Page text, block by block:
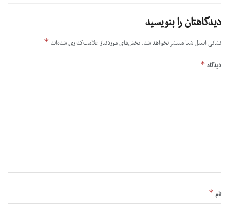
دیدگاهتان را بنویسید
نشانی ایمیل شما منتشر نخواهد شد. بخش‌های موردنیاز علامت‌گذاری شده‌اند *
دیدگاه *
نام *